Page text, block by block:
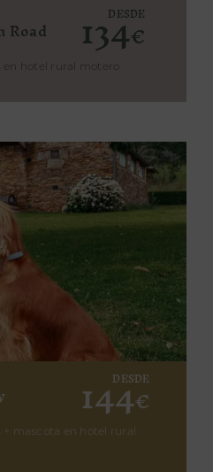
Road
DESDE
134€
en hotel rural motero
DESDE
144€
+ mascota en hotel rural